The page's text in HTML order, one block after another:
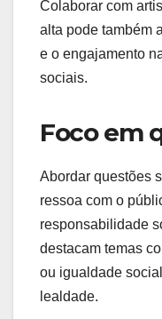
Colaborar com
alta pode também
e o engajamento
sociais.
Foco em
Abordar questões
ressoa com o
responsabilidade
destacam temas
ou igualdade
lealdade.